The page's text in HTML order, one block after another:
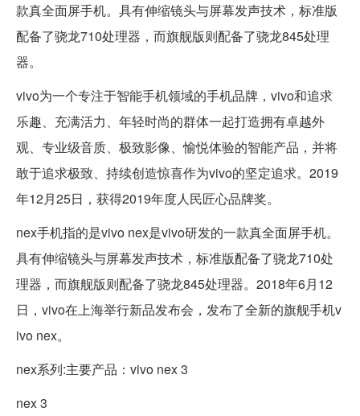
款真全面屏手机。具有伸缩镜头与屏幕发声技术，标准版
配备了骁龙710处理器，而旗舰版则配备了骁龙845处理
器。
vivo为一个专注于智能手机领域的手机品牌，vivo和追求
乐趣、充满活力、年轻时尚的群体一起打造拥有卓越外
观、专业级音质、极致影像、愉悦体验的智能产品，并将
敢于追求极致、持续创造惊喜作为vivo的坚定追求。2019
年12月25日，获得2019年度人民匠心品牌奖。
nex手机指的是vivo nex是vivo研发的一款真全面屏手机。
具有伸缩镜头与屏幕发声技术，标准版配备了骁龙710处
理器，而旗舰版则配备了骁龙845处理器。2018年6月12
日，vivo在上海举行新品发布会，发布了全新的旗舰手机v
ivo nex。
nex系列:主要产品：vivo nex 3
nex 3